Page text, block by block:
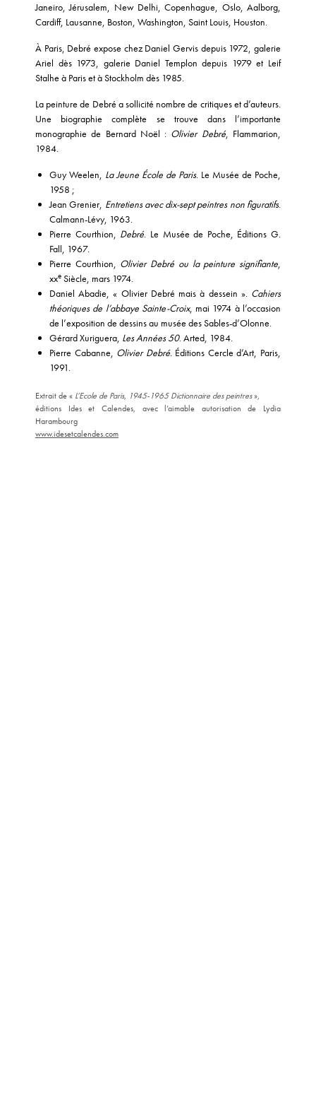
Janeiro, Jérusalem, New Delhi, Copenhague, Oslo, Aalborg,
Cardiff, Lausanne, Boston, Washington, Saint Louis, Houston.
À Paris, Debré expose chez Daniel Gervis depuis 1972, galerie
Ariel dès 1973, galerie Daniel Templon depuis 1979 et Leif
Stalhe à Paris et à Stockholm dès 1985.
La peinture de Debré a sollicité nombre de critiques et d’auteurs.
Une biographie complète se trouve dans l’importante
monographie de Bernard Noël : Olivier Debré, Flammarion,
1984.
Guy Weelen, La Jeune École de Paris. Le Musée de Poche,
1958 ;
Jean Grenier, Entretiens avec dix-sept peintres non figuratifs.
Calmann-Lévy, 1963.
Pierre Courthion, Debré. Le Musée de Poche, Éditions G.
Fall, 1967.
Pierre Courthion, Olivier Debré ou la peinture signifiante,
xxe Siècle, mars 1974.
Daniel Abadie, « Olivier Debré mais à dessein ». Cahiers
théoriques de l’abbaye Sainte-Croix, mai 1974 à l’occasion
de l’exposition de dessins au musée des Sables-d’Olonne.
Gérard Xuriguera, Les Années 50. Arted, 1984.
Pierre Cabanne, Olivier Debré. Éditions Cercle d’Art, Paris,
1991.
Extrait de « L’Ecole de Paris, 1945-1965 Dictionnaire des peintres»,
éditions Ides et Calendes, avec l’aimable autorisation de Lydia
Harambourg
www.idesetcalendes.com